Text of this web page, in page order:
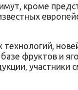
кроме
фруктов и
участники